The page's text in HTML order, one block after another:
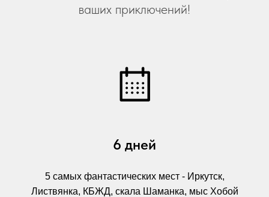
ваших приключений!
6 дней
5 самых фантастических мест - Иркутск,
Листвянка, КБЖД, скала Шаманка, мыс Хобой